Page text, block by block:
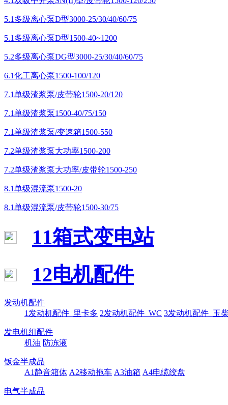
5.1多级离心泵D型3000-25/30/40/60/75
5.1多级离心泵D型1500-40~1200
5.2多级离心泵DG型3000-25/30/40/60/75
6.1化工离心泵1500-100/120
7.1单级渣浆泵/皮带轮1500-20/120
7.1单级渣浆泵1500-40/75/150
7.1单级渣浆泵/变速箱1500-550
7.2单级渣浆泵大功率1500-200
7.2单级渣浆泵大功率/皮带轮1500-250
8.1单级混流泵1500-20
8.1单级混流泵/皮带轮1500-30/75
11箱式变电站
12电机配件
发动机配件
1发动机配件_里卡多 2发动机配件_WC 3发动机配件_玉
发电机组配件
机油 防冻液
钣金半成品
A1静音箱体 A2移动拖车 A3油箱 A4电缆绞盘
电气半成品